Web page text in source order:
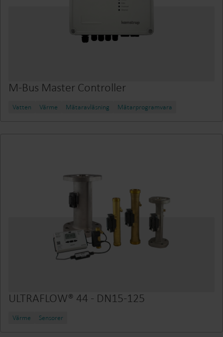
M-Bus Master Controller
Vatten Värme Mätaravläsning Mätarprogramvara
ULTRAFLOW® 44 - DN15-125
Värme Sensorer